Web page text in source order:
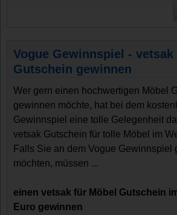
Vogue Gewinnspiel - vetsak
Gutschein gewinnen
Wer gern einen hochwertigen Möbel
gewinnen möchte, hat bei dem
Gewinnspiel eine tolle Gelegenheit
vetsak Gutschein für tolle Möbel im
Falls Sie an dem Vogue Gewinnspiel
möchten, müssen ...
einen vetsak für Möbel Gutschein
Euro gewinnen